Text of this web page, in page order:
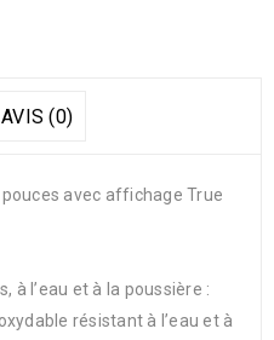
AVIS (0)
pouces avec affichage True
à l’eau et à la poussière :
résistant à l’eau et à